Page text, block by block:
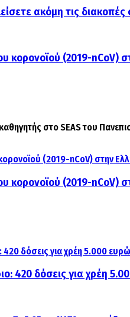
ακόμη τις διακοπές
κορονοϊού (2019-nCoV)
στο SEAS του
κορονοϊού (2019-nCoV)
420 δόσεις για χρέη